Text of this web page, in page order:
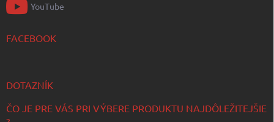
YouTube
FACEBOOK
DOTAZNÍK
ČO JE PRE VÁS PRI VÝBERE PRODUKTU NAJDÔLEŽITEJŠIE